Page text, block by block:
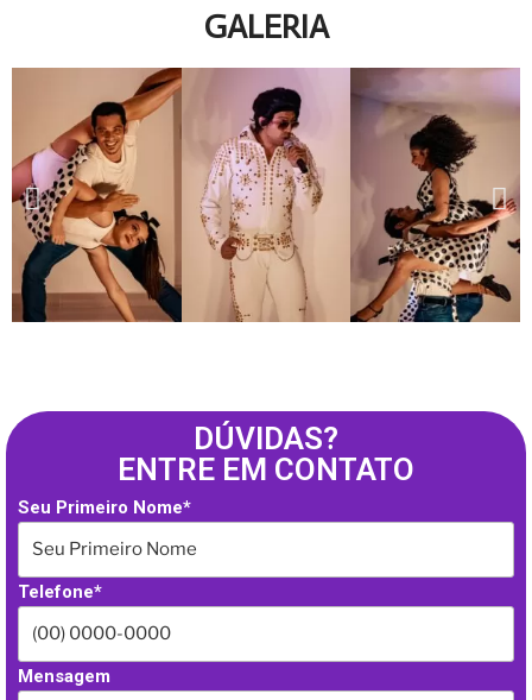
GALERIA
DÚVIDAS?
ENTRE EM CONTATO
Seu Primeiro Nome*
Telefone*
Mensagem